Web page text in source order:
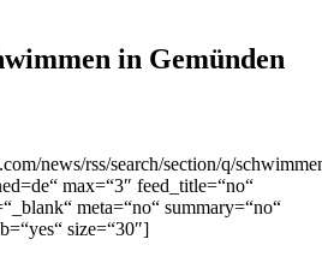
in Gemünden
news/rss/search/section/q/
max=“3″ feed_title=“no“
meta=“no“ summary=“no“
size=“30″]